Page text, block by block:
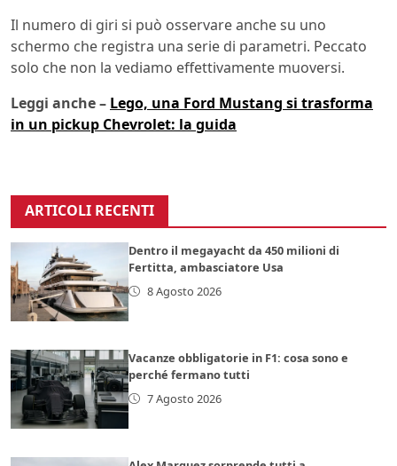
Il numero di giri si può osservare anche su uno
schermo che registra una serie di parametri. Peccato
solo che non la vediamo effettivamente muoversi.
Leggi anche – Lego, una Ford Mustang si trasforma
in un pickup Chevrolet: la guida
ARTICOLI RECENTI
Dentro il megayacht da 450 milioni di
Fertitta, ambasciatore Usa
8 Agosto 2026
Vacanze obbligatorie in F1: cosa sono e
perché fermano tutti
7 Agosto 2026